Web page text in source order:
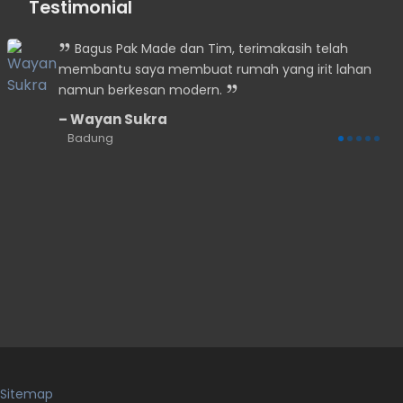
Testimonial
Bagus Pak Made dan Tim, terimakasih telah
membantu saya membuat rumah yang irit lahan
namun berkesan modern.
Wayan Sukra
Badung
Sitemap